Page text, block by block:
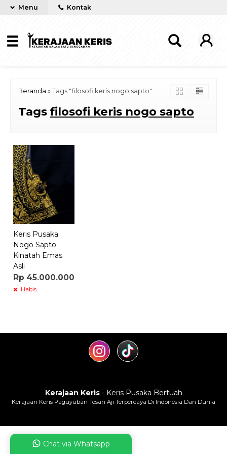
Menu Kontak
Beranda » Tags "filosofi keris nogo sapto"
Tags filosofi keris nogo sapto
Keris Pusaka
Nogo Sapto
Kinatah Emas
Asli
Rp 45.000.000
Habis
Kerajaan Keris- Keris Pusaka Bertuah
Kerajaan Keris Paguyuban Tosan Aji Terpercaya Di Indonesia Dan Dunia
Chat via Whatsapp